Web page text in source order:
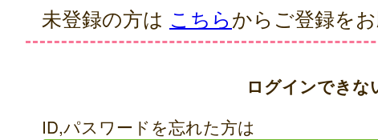
未登録の方は こちらからご登録をお
ログインできな
ID,パスワードを忘れた方は